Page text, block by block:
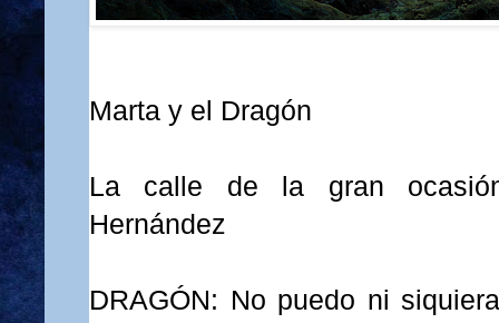
Marta y el Dragón
La calle de la gran
Hernández
DRAGÓN: No puedo ni